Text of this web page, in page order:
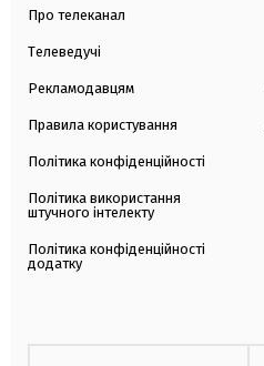
Про телеканал
Телеведучі
Рекламодавцям
Правила користування
Політика конфіденційності
Політика використання
штучного інтелекту
Політика конфіденційності
додатку